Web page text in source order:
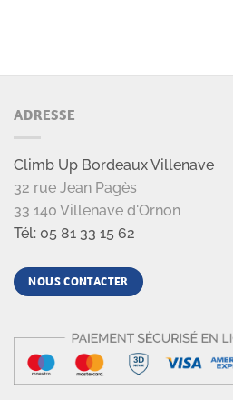
ADRESSE
Climb Up Bordeaux Villenave
32 rue Jean Pagès
33 140 Villenave d'Ornon
Tél: 05 81 33 15 62
NOUS CONTACTER